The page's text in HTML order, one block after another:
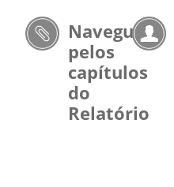
Navegue
pelos
capítulos
do
Relatório